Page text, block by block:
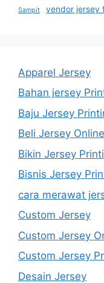
Sampit vendor jersey
Apparel Jersey
Bahan jersey
Baju Jersey
Beli Jersey Online
Bikin Jersey
Bisnis Jersey
cara merawat
Custom Jersey
Custom Jersey
Custom Jersey
Desain Jersey